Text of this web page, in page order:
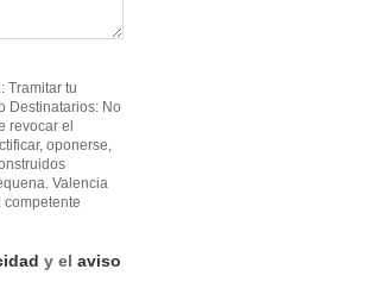
Tramitar tu
Destinatarios: No
revocar el
oponerse,
Valencia
y el aviso